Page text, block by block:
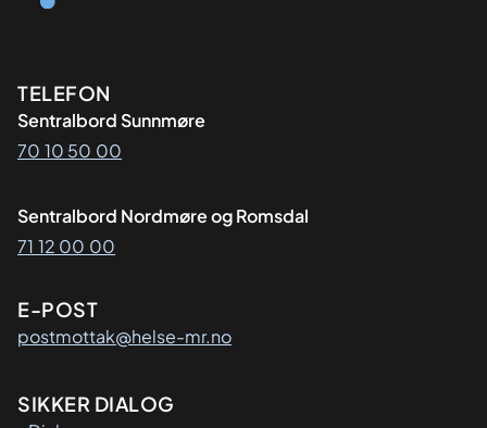
Kontaktinformasjon
TELEFON
Sentralbord Sunnmøre
70 10 50 00
Sentralbord Nordmøre og Romsdal
71 12 00 00
E-POST
postmottak@helse-mr.no
SIKKER DIALOG